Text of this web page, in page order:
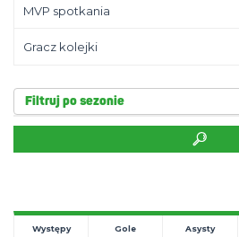
MVP spotkania
Gracz kolejki
Filtruj po sezonie
Występy Gole Asysty